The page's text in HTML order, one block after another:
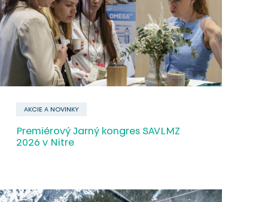
AKCIE A NOVINKY
Premiérový Jarný kongres SAVLMZ
2026 v Nitre